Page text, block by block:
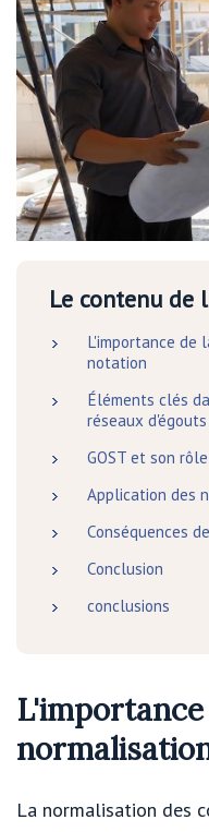
Le contenu
L'importance de
notation
Éléments clés
réseaux d'égouts
GOST et son
Application des
Conséquences
Conclusion
conclusions
L'importance
La normalisation des